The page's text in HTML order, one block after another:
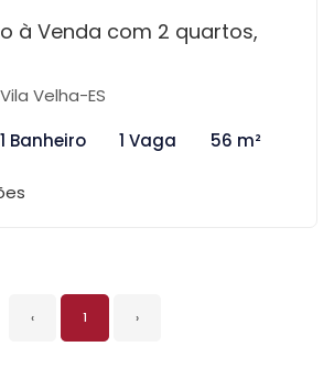
à Venda com 2 quartos,
Velha-ES
1 Banheiro 1 Vaga 56 m²
‹ 1 ›